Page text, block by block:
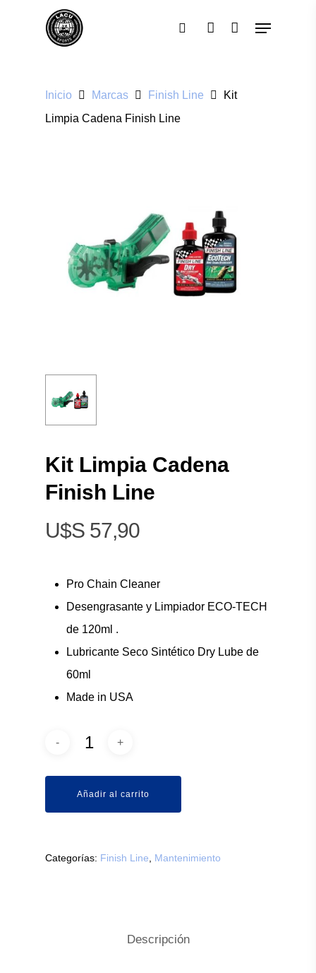
Inicio Marcas Finish Line
Kit
Limpia Cadena Finish Line
Kit Limpia Cadena
Finish Line
$
57,90
Pro Chain Cleaner
Desengrasante y Limpiador ECO-TECH
de 120ml .
Lubricante Seco Sintético Dry Lube de
60ml
Made in USA
Añadir al carrito
Categorías: Finish Line, Mantenimiento
Descripción